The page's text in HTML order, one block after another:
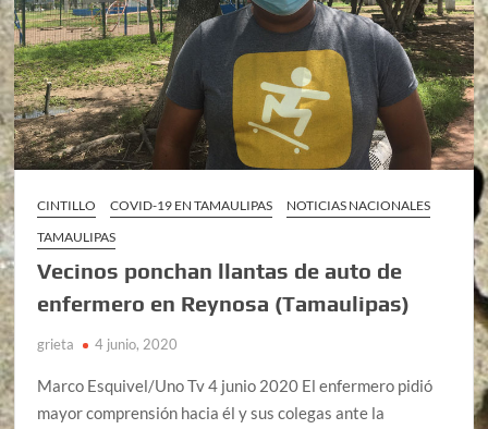
CINTILLO COVID-19 EN TAMAULIPAS
NOTICIAS NACIONALES
TAMAULIPAS
Vecinos ponchan llantas de auto de
enfermero en Reynosa (Tamaulipas)
grieta 4 junio, 2020
Marco Esquivel/Uno Tv 4 junio 2020 El enfermero pidió
mayor comprensión hacia él y sus colegas ante la